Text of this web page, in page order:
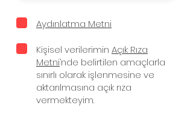
Aydınlatma Metni
Kişisel verilerimin Açık Rıza
Metni’nde belirtilen amaçlarla
sınırlı olarak işlenmesine ve
aktarılmasına açık rıza
vermekteyim.